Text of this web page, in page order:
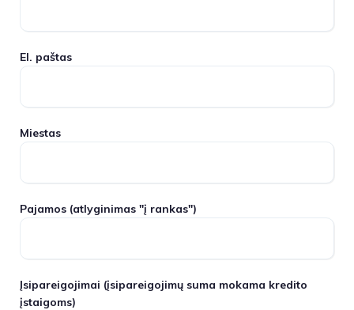
El. paštas
Miestas
Pajamos (atlyginimas "į rankas")
Įsipareigojimai (įsipareigojimų suma mokama kredito
įstaigoms)